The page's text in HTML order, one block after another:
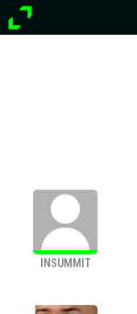
Przejdź
do
INSUMMIT